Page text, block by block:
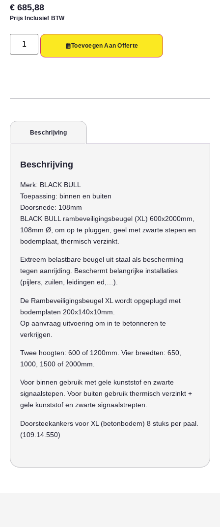
€ 685,88
Prijs Inclusief BTW
Toevoegen Aan Offerte
Beschrijving
Beschrijving
Merk: BLACK BULL
Toepassing: binnen en buiten
Doorsnede: 108mm
BLACK BULL rambeveiligingsbeugel (XL) 600x2000mm,
108mm Ø, om op te pluggen, geel met zwarte stepen en
bodemplaat, thermisch verzinkt.
Extreem belastbare beugel uit staal als bescherming
tegen aanrijding. Beschermt belangrijke installaties
(pijlers, zuilen, leidingen ed,…).
De Rambeveiligingsbeugel XL wordt opgeplugd met
bodemplaten 200x140x10mm.
Op aanvraag uitvoering om in te betonneren te
verkrijgen.
Twee hoogten: 600 of 1200mm. Vier breedten: 650,
1000, 1500 of 2000mm.
Voor binnen gebruik met gele kunststof en zwarte
signaalstepen. Voor buiten gebruik thermisch verzinkt +
gele kunststof en zwarte signaalstrepten.
Doorsteekankers voor XL (betonbodem) 8 stuks per paal.
(109.14.550)